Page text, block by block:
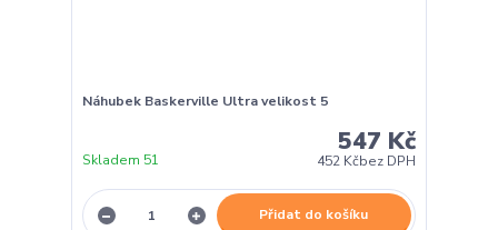
Náhubek Baskerville Ultra velikost 5
547 Kč
452 Kčbez DPH
Skladem 51
Přidat do košíku